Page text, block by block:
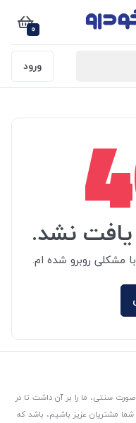
0
ورود
نشد.
روبرو شده ام.
سنتی، ما را بر آن داشت تا در
مشتریان عزیز باشیم، باشد که